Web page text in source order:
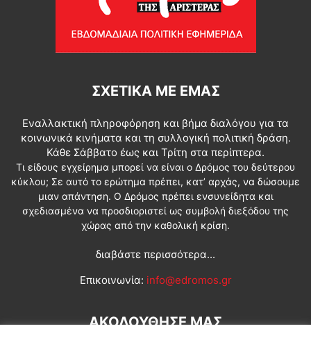
ΣΧΕΤΙΚΆ ΜΕ ΕΜΆΣ
Εναλλακτική πληροφόρηση και βήμα διαλόγου για τα
κοινωνικά κινήματα και τη συλλογική πολιτική δράση.
Κάθε Σάββατο έως και Τρίτη στα περίπτερα.
Τι είδους εγχείρημα μπορεί να είναι ο Δρόμος του δεύτερου
κύκλου; Σε αυτό το ερώτημα πρέπει, κατ’ αρχάς, να δώσουμε
μιαν απάντηση. Ο Δρόμος πρέπει ενσυνείδητα και
σχεδιασμένα να προσδιοριστεί ως συμβολή διεξόδου της
χώρας από την καθολική κρίση.
διαβάστε περισσότερα...
Επικοινωνία: info@edromos.gr
ΑΚΟΛΟΥΘΗΣΕ ΜΑΣ